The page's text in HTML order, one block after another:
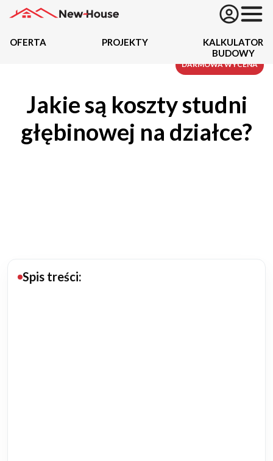
Oferta
Działki
OFERTA PROJEKTY
KALKULATOR
BUDOWY
Jakie są koszty studni
głębinowej na działce?
Spis treści:
DARMOWA WYCENA